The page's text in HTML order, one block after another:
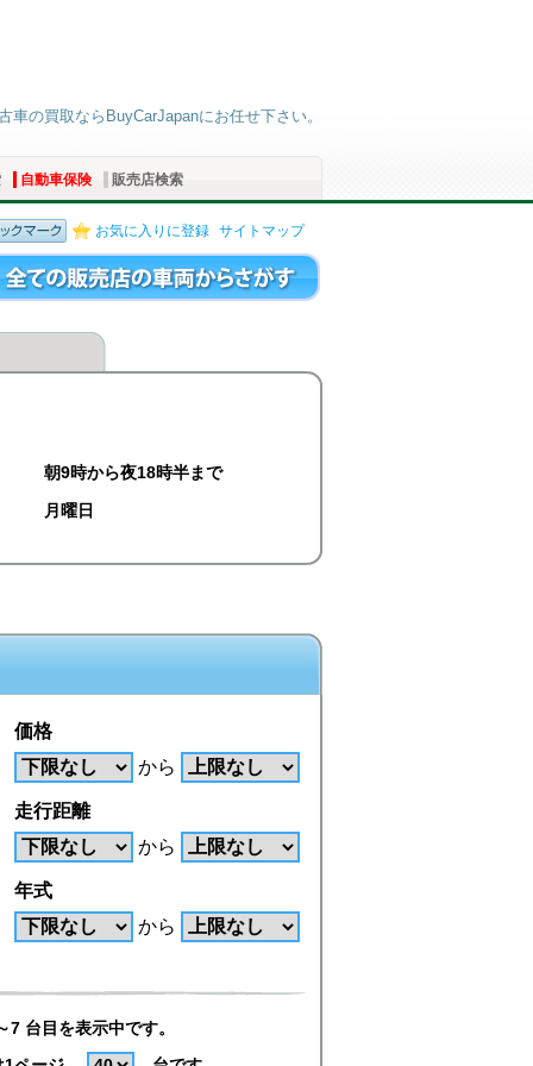
車の買取ならBuyCarJapanにお任せ下さい。
自動車保険 販売店検索
お気に入りに登録 サイトマップ
朝9時から夜18時半まで
月曜日
価格
から
走行距離
から
年式
から
7 台目を表示中です。